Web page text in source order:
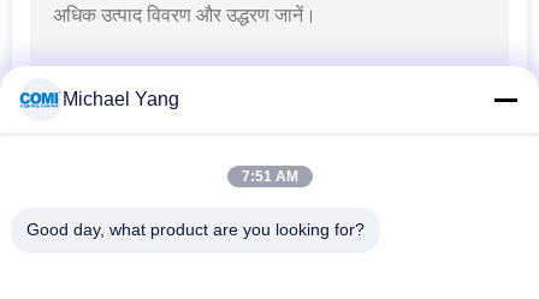
नियॉन एलईडी स्ट्रिप
44
Michael Yang
7:51 AM
Good day, what product are you looking for?